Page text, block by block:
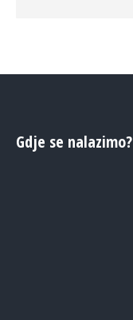
Gdje se nalazimo?